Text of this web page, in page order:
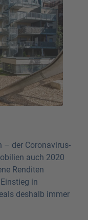
– der Coronavirus-
auch 2020
Renditen
in
deshalb immer